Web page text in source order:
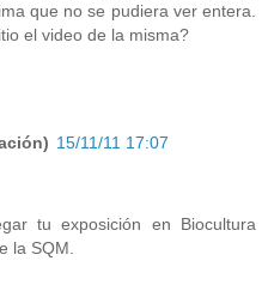
que no se pudiera ver entera.
el video de la misma?
15/11/11 17:07
tu exposición en Biocultura
la SQM.